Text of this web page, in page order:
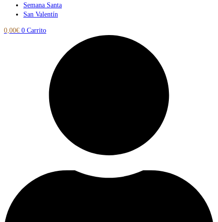
Semana Santa
San Valentín
0,00€ 0 Carrito